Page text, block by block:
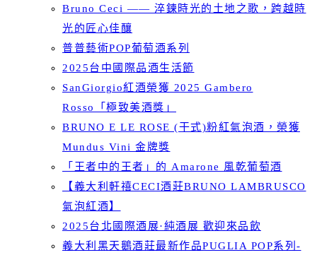
Bruno Ceci —— 淬鍊時光的土地之歌，跨越時
光的匠心佳釀
普普藝術POP葡萄酒系列
2025台中國際品酒生活節
SanGiorgio紅酒榮獲 2025 Gambero
Rosso「極致美酒獎」
BRUNO E LE ROSE (干式)粉紅氣泡酒，榮獲
Mundus Vini 金牌獎
「王者中的王者」的 Amarone 風乾葡萄酒
【義大利軒禧CECI酒莊BRUNO LAMBRUSCO
氣泡紅酒】
2025台北國際酒展·純酒展 歡迎來品飲
義大利黑天鵝酒莊最新作品PUGLIA POP系列-